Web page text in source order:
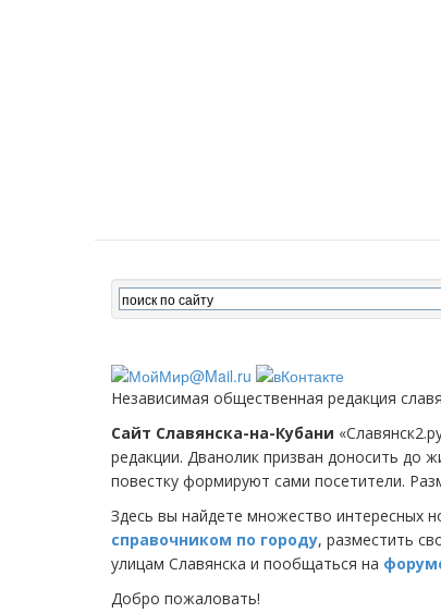
Независимая общественная редакция
Сайт Славянска-на-Кубани
редакции. Дванолик призван доносить до
повестку формируют сами посетители.
Здесь вы найдете множество интересных
справочником по городу, разместить
улицам Славянска и пообщаться на
Добро пожаловать!